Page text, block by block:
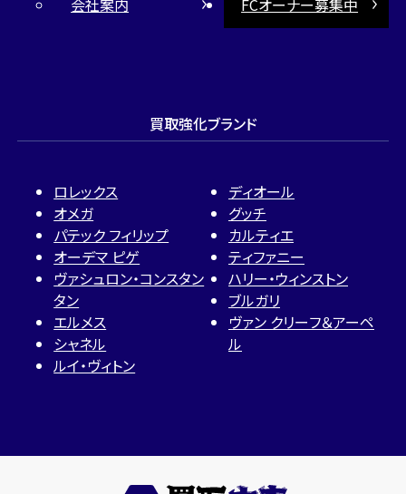
会社案内 FCオーナー募集中
買取強化ブランド
ロレックス
オメガ
パテック フィリップ
オーデマ ピゲ
ヴァシュロン・コンスタン
タン
エルメス
シャネル
ルイ・ヴィトン
ディオール
グッチ
カルティエ
ティファニー
ハリー・ウィンストン
ブルガリ
ヴァン クリーフ＆アーペ
ル